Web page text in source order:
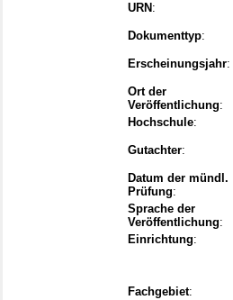
URN :
Dokumenttyp:
Erscheinungsjahr:
Ort der
Veröffentlichung:
Hochschule:
Gutachter:
Datum der mündl.
Prüfung:
Sprache der
Veröffentlichung:
Einrichtung:
Fachgebiet: